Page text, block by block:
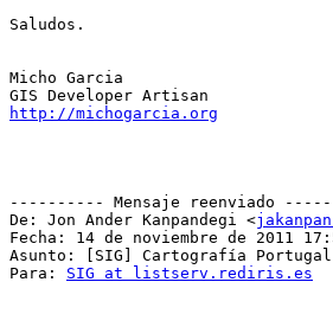
Saludos.
Micho Garcia
http://michogarcia.org
---------- Mensaje reenviado
De: Jon Ander Kanpandegi <
Fecha: 14 de noviembre de 2011
Asunto: [SIG] Cartografía Portugal
Para: SIG at listserv.rediris.es